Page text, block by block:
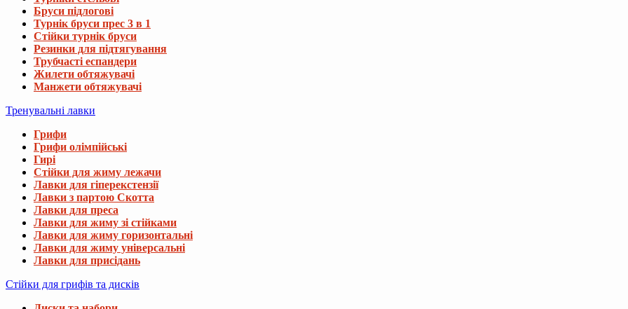
Бруси підлогові
Турнік бруси прес 3 в 1
Стійки турнік бруси
Резинки для підтягування
Трубчасті еспандери
Жилети обтяжувачі
Манжети обтяжувачі
Тренувальні лавки
Грифи
Грифи олімпійські
Гирі
Стійки для жиму лежачи
Лавки для гіперекстензії
Лавки з партою Скотта
Лавки для преса
Лавки для жиму зі стійками
Лавки для жиму горизонтальні
Лавки для жиму універсальні
Лавки для присідань
Стійки для грифів та дисків